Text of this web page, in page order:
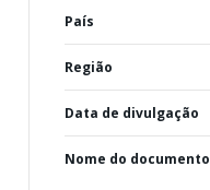
País
Região
Data de divulgação
Nome do documento